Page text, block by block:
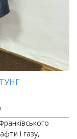
і газу,